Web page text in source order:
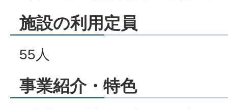
施設の利用定員
55人
事業紹介・特色